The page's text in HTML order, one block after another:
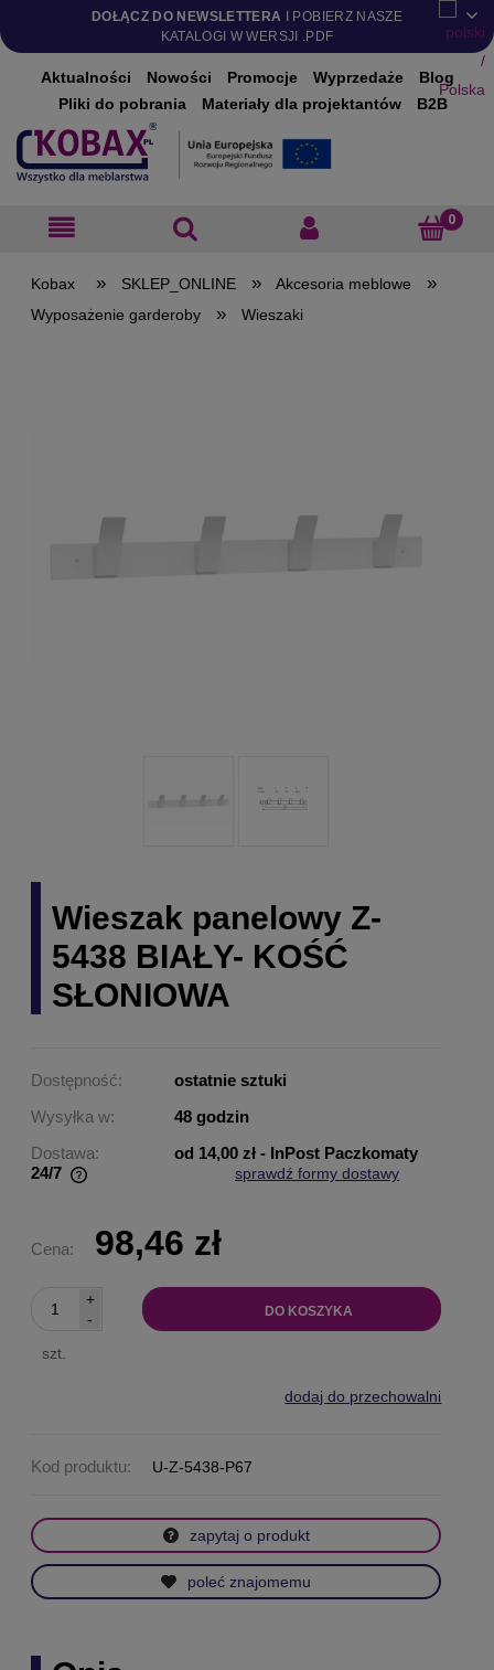
DOŁĄCZ DO NEWSLETTERA I POBIERZ NASZE
KATALOGI W WERSJI .PDF
Aktualności Nowości Promocje Wyprzedaże
Blog
Pliki do pobrania
Materiały dla projektantów B2B
» SKLEP_ONLINE » Akcesoria meblowe »
Wyposażenie garderoby » Wieszaki
Wieszak panelowy Z-
5438 BIAŁY- KOŚĆ
SŁONIOWA
Dostępność:
ostatnie sztuki
Wysyłka w:
48 godzin
Dostawa:
od 14,00 zł - InPost Paczkomaty
24/7
sprawdź formy dostawy
Cena: 98,46 zł
-
+
szt.
DO KOSZYKA
dodaj do przechowalni
Kod produktu: U-Z-5438-P67
zapytaj o produkt
poleć znajomemu